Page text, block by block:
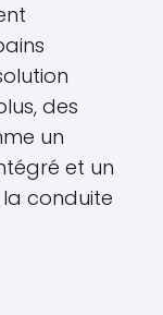
des
un
et un
conduite